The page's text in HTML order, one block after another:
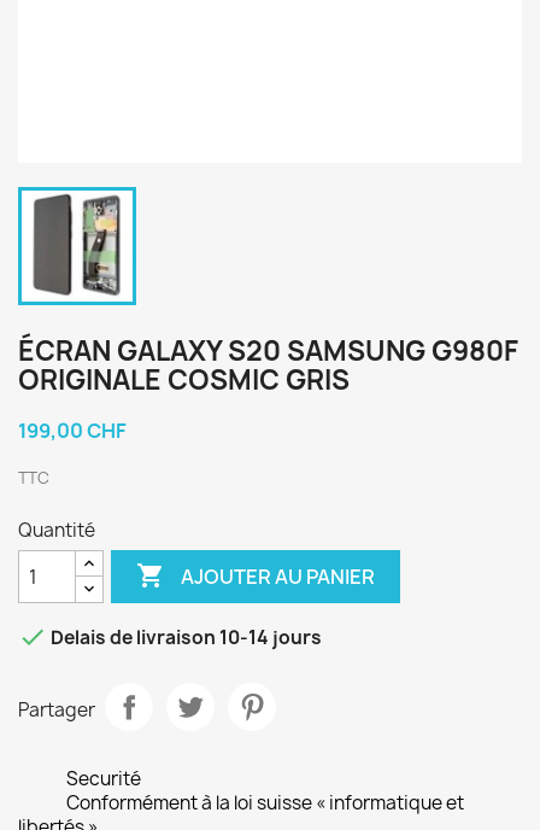
ÉCRAN GALAXY S20 SAMSUNG G980F
ORIGINALE COSMIC GRIS
199,00 CHF
TTC
Quantité
 AJOUTER AU PANIER
 Delais de livraison 10-14 jours
Partager
Securité
Conformément à la loi suisse « informatique et